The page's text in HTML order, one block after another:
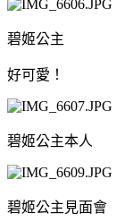
碧姬公主
好可愛！
碧姬公主本人
碧姬公主見面會